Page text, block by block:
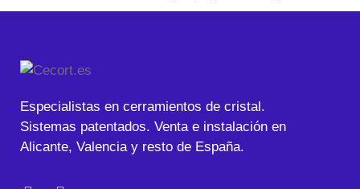
Especialistas en cerramientos de cristal.
Sistemas patentados. Venta e instalación en
Alicante, Valencia y resto de España.